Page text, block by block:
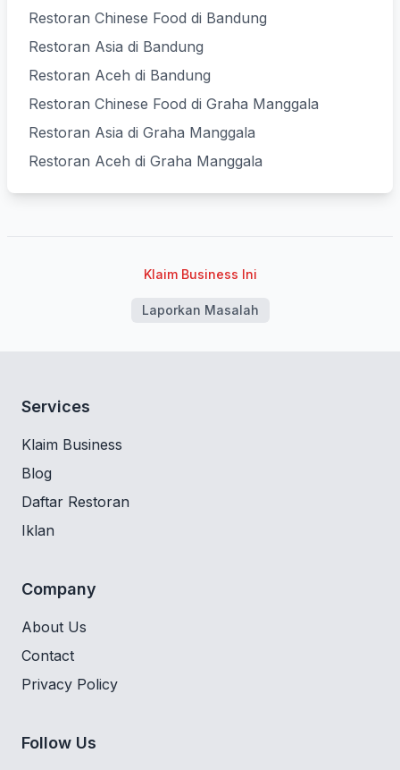
Restoran Chinese Food di Bandung
Restoran Asia di Bandung
Restoran Aceh di Bandung
Restoran Chinese Food di Graha Manggala
Restoran Asia di Graha Manggala
Restoran Aceh di Graha Manggala
Klaim Business Ini
Laporkan Masalah
Services
Klaim Business
Blog
Daftar Restoran
Iklan
Company
About Us
Contact
Privacy Policy
Follow Us